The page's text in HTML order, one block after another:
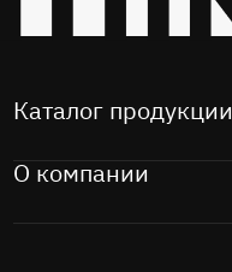
Каталог продукции
О компании